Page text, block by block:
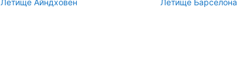
Летище Айндховен
Летище Барселона